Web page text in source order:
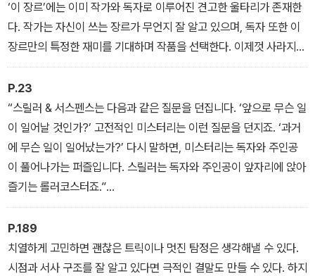
‘이 장르’에는 이미 작가와 독자로 이루어진 견고한 울타리가 존재한
다. 작가는 자신이 쓰는 장르가 무언지 잘 알고 있으며, 독자 또한 이
장르만의 특정한 재미를 기대하며 작품을 선택한다. 이제껏 사라지지
않고 상업성을 증명해왔으니, 이름을 어떻게 부르든 딱히 문제는 없
을지도 모른다. 하지만 머릿속에 자리 잡은 개념이 모호한 상태에서
장르를 이해하려 하면, 착오가 되풀이되기 마련이다.
_<1-1, ‘이 장르’의 이름은 ‘미스터리’라고 한다> 중에서
P.23
“스릴러 & 서스펜스는 다음과 같은 질문을 던집니다. ‘앞으로 무슨 일
이 일어날 것인가?’ 고전적인 미스터리는 이런 질문을 던지죠. ‘과거
에 무슨 일이 일어났는가?’ 다시 말하면, 미스터리는 독자와 주인공
이 풀어나가는 퍼즐입니다. 스릴러는 독자와 주인공이 앞자리에 앉아
즐기는 롤러코스터죠.”
_<1-2, ‘미스터리’는 일어난 사건이고 ‘스릴러’는 일어날 사건이다>
중에서, 제프리 디버의 인용문
P.189
치열하게 고민하면 괜찮은 트릭이나 멋진 탐정은 생각해낼 수 있다.
시점과 서사 구조를 잘 알고 있다면 극적인 결말도 만들 수 있다. 하지